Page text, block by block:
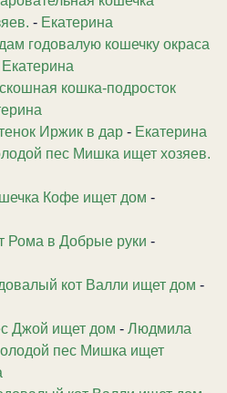
- Екатерина
годовалую кошечку окраса
Екатерина
кошка-подросток
Иржик в дар - Екатерина
пес Мишка ищет хозяев.
Кофе ищет дом -
Рома в Добрые руки -
кот Валли ищет дом -
Джой ищет дом - Людмила
пес Мишка ищет